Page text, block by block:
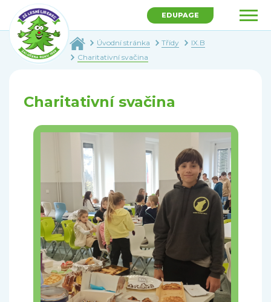
EDUPAGE
Úvodní stránka Třídy
IX.B
Charitativní svačina
Charitativní svačina